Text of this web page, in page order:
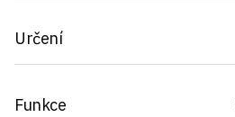
Určení
Funkce